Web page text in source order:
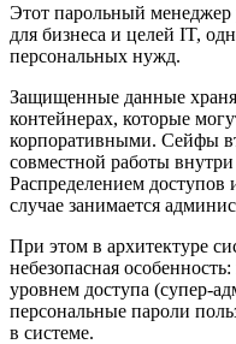
Этот парольный менеджер
для бизнеса и целей IT,
персональных нужд.
Защищенные данные
контейнерах, которые
корпоративными. Сейфы
совместной работы
Распределением доступов
случае занимается
При этом в архитектуре
небезопасная
уровнем доступа (супер-
персональные пароли
в системе.